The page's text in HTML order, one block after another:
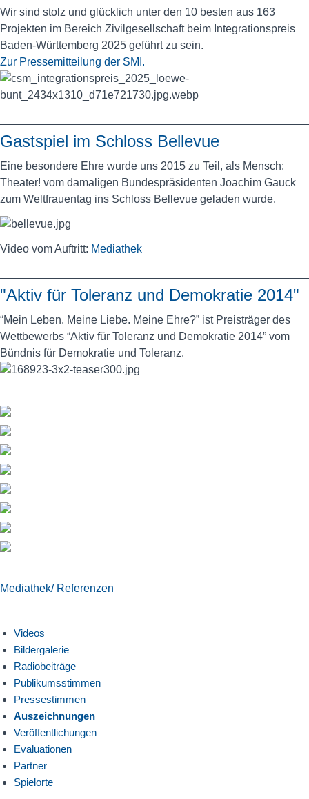
Wir sind stolz und glücklich unter den 10 besten aus 163
Projekten im Bereich Zivilgesellschaft beim Integrationspreis
Baden-Württemberg 2025 geführt zu sein.
Zur Pressemitteilung der SMI .
Gastspiel im Schloss Bellevue
Eine besondere Ehre wurde uns 2015 zu Teil, als Mensch:
Theater! vom damaligen Bundespräsidenten Joachim Gauck
zum Weltfrauentag ins Schloss Bellevue geladen wurde.
Video vom Auftritt: Mediathek
"Aktiv für Toleranz und Demokratie 2014"
“Mein Leben. Meine Liebe. Meine Ehre?” ist Preisträger des
Wettbewerbs “Aktiv für Toleranz und Demokratie 2014” vom
Bündnis für Demokratie und Toleranz.
Mediathek/ Referenzen
Videos
Bildergalerie
Radiobeiträge
Publikumsstimmen
Pressestimmen
Auszeichnungen
Veröffentlichungen
Evaluationen
Partner
Spielorte